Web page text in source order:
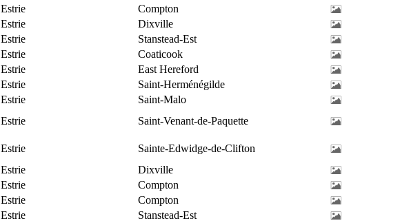
Estrie
Compton
Estrie
Dixville
Estrie
Stanstead-Est
Estrie
Coaticook
Estrie
East Hereford
Estrie
Saint-Herménégilde
Estrie
Saint-Malo
Estrie Saint-Venant-de-Paquette
Estrie
Sainte-Edwidge-de-Clifton
Estrie
Dixville
Estrie
Compton
Estrie
Compton
Estrie Stanstead-Est